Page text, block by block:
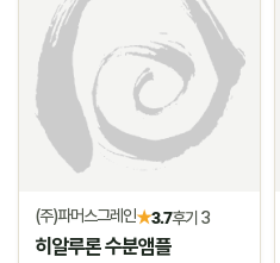
(주)파머스그레인★3.7후기 3
히알루론 수분앰플